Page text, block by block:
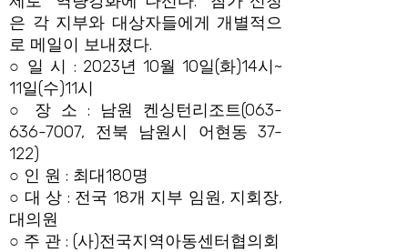
은 각 지부와 대상자들에게 개별적으
로 메일이 보내졌다.
○ 일 시 : 2023년 10월 10일(화)14시~
11일(수)11시
○ 장 소 : 남원 켄싱턴리조트(063-
636-7007, 전북 남원시 어현동 37-
122)
○ 인 원 : 최대180명
○ 대 상 : 전국 18개 지부 임원, 지회장,
대의원
○ 주 관 : (사)전국지역아동센터협의회